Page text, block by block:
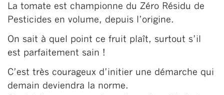
La tomate est championne du Zéro Résidu de
Pesticides en volume, depuis l’origine.
On sait à quel point ce fruit plaît, surtout s’il
est parfaitement sain !
C’est très courageux d’initier une démarche qui
demain deviendra la norme.